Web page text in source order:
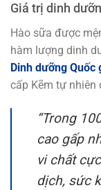
Giá trị dinh
Hào sữa được
hàm lượng dinh
Dinh dưỡng Quốc
cấp Kẽm tự nhiên
“Trong
cao gấp
vi chất
dịch, sức